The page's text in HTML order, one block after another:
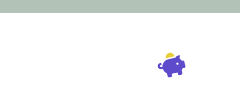
Offerte